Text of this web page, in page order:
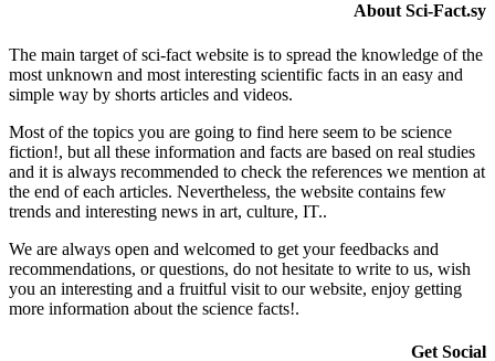
The main target of sci-fact website is to spread the
most unknown and most interesting scientific facts
simple way by shorts articles and videos.
Most of the topics you are going to find here seem to
fiction!, but all these information and facts are based
and it is always recommended to check the
the end of each articles. Nevertheless, the website
trends and interesting news in art, culture, IT..
We are always open and welcomed to get your
recommendations, or questions, do not hesitate to
you an interesting and a fruitful visit to our website,
more information about the science facts!.